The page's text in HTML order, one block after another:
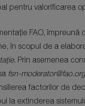
pentru valorificarea
FAO,
în scopul de a
. Prin asemenea
fsn-moderator@fao.org
factorilor de
la extinderea